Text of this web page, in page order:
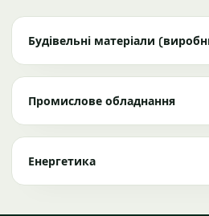
Будівельні матеріали
Промислове обладнання
Енергетика